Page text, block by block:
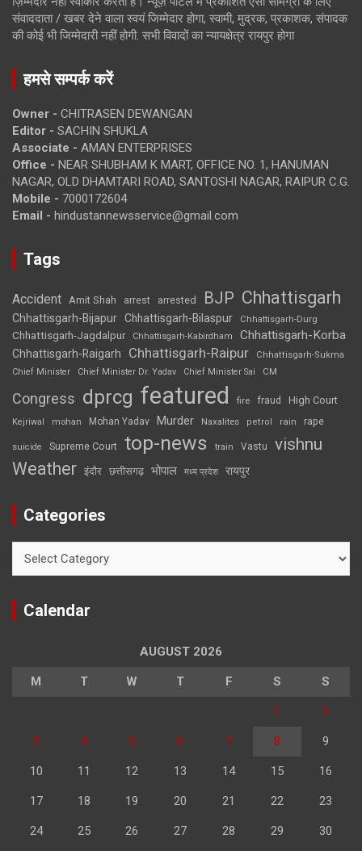
संवाददाता / खबर देने वाला स्वयं जिम्मेदार होगा, स्वामी, मुद्रक, प्रकाशक, संपादक
की कोई भी जिम्मेदारी नहीं होगी. सभी विवादों का न्यायक्षेत्र रायपुर होगा
हमसे सम्पर्क करें
Owner - CHITRASEN DEWANGAN
Editor - SACHIN SHUKLA
Associate - AMAN ENTERPRISES
Office - NEAR SHUBHAM K MART, OFFICE NO. 1, HANUMAN
NAGAR, OLD DHAMTARI ROAD, SANTOSHI NAGAR, RAIPUR C.G.
Mobile - 7000172604
Email - hindustannewsservice@gmail.com
Tags
Accident Amit Shah arrest arrested BJP Chhattisgarh
Chhattisgarh-Bijapur Chhattisgarh-Bilaspur Chhattisgarh-Durg
Chhattisgarh-Jagdalpur Chhattisgarh-Kabirdham Chhattisgarh-Korba
Chhattisgarh-Raigarh Chhattisgarh-Raipur
Chhattisgarh-Sukma
Chief Minister
Chief Minister Dr. Yadav Chief Minister Sai CM
Congress dprcg featured fire fraud High Court
Kejriwal mohan Mohan Yadav Murder Naxalites petrol rain rape
suicide Supreme Court top-news train Vastu vishnu
Weather इंदौर छत्तीसगढ़ भोपाल मध्य प्रदेश रायपुर
Categories
Calendar
AUGUST 2026
M T W T F S S
1 2
3 4 5 6 7 8 9
10 11 12 13 14 15 16
17 18 19 20 21 22 23
24 25 26 27 28 29 30